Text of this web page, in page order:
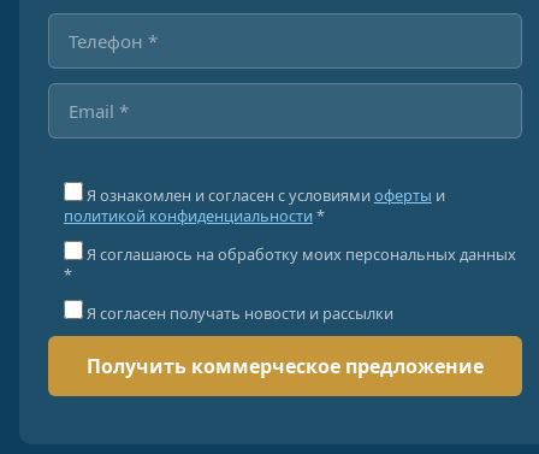
Я ознакомлен и согласен с условиями оферты и
политикой конфиденциальности *
Я соглашаюсь на обработку моих персональных данных
*
Я согласен получать новости и рассылки